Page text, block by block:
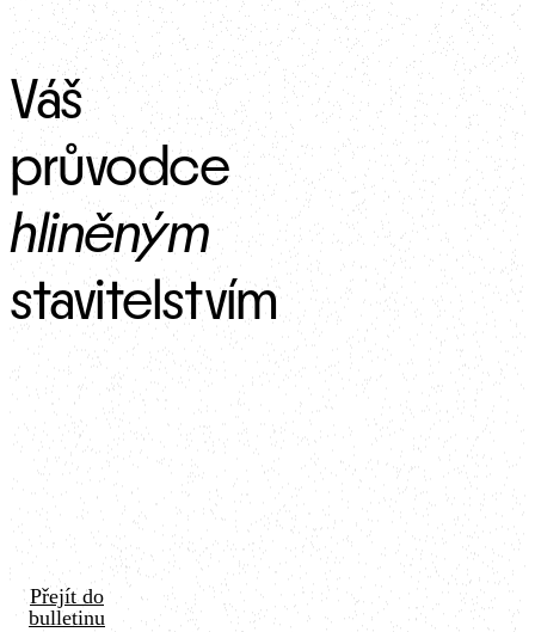
Váš
průvodce
hliněným
stavitelstvím
Přejít do
bulletinu